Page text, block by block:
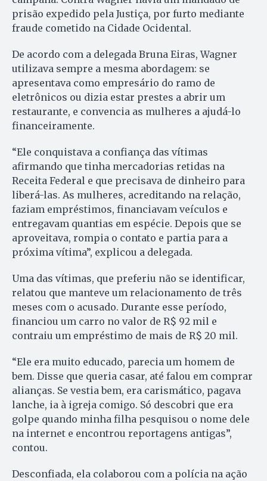
prisão expedido pela Justiça, por furto mediante
fraude cometido na Cidade Ocidental.
De acordo com a delegada Bruna Eiras, Wagner
utilizava sempre a mesma abordagem: se
apresentava como empresário do ramo de
eletrônicos ou dizia estar prestes a abrir um
restaurante, e convencia as mulheres a ajudá-lo
financeiramente.
“Ele conquistava a confiança das vítimas
afirmando que tinha mercadorias retidas na
Receita Federal e que precisava de dinheiro para
liberá-las. As mulheres, acreditando na relação,
faziam empréstimos, financiavam veículos e
entregavam quantias em espécie. Depois que se
aproveitava, rompia o contato e partia para a
próxima vítima”, explicou a delegada.
Uma das vítimas, que preferiu não se identificar,
relatou que manteve um relacionamento de três
meses com o acusado. Durante esse período,
financiou um carro no valor de R$ 92 mil e
contraiu um empréstimo de mais de R$ 20 mil.
“Ele era muito educado, parecia um homem de
bem. Disse que queria casar, até falou em comprar
alianças. Se vestia bem, era carismático, pagava
lanche, ia à igreja comigo. Só descobri que era
golpe quando minha filha pesquisou o nome dele
na internet e encontrou reportagens antigas”,
contou.
Desconfiada, ela colaborou com a polícia na ação